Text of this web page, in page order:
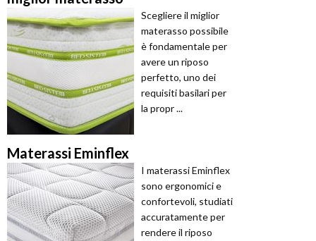
Scegliere il miglior
materasso possibile
è fondamentale per
avere un riposo
perfetto, uno dei
requisiti basilari per
la propr ...
Materassi Eminflex
I materassi Eminflex
sono ergonomici e
confortevoli, studiati
accuratamente per
rendere il riposo